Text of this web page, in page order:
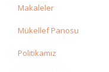
Makaleler
Mükellef Panosu
Politikamız